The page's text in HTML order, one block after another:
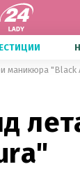
маникюра "Black